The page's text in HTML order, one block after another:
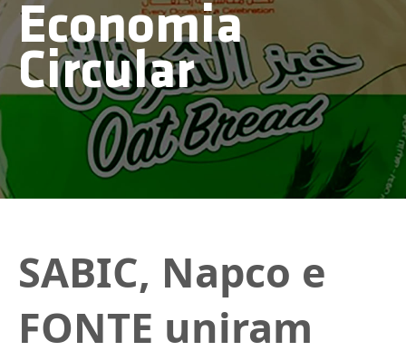
Economia
Circular
SABIC, Napco e
FONTE uniram